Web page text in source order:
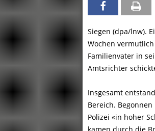
Siegen (dpa/lnw).
Wochen
Familienvater in
Amtsrichter
Insgesamt
Bereich.
Polizei «in hoher